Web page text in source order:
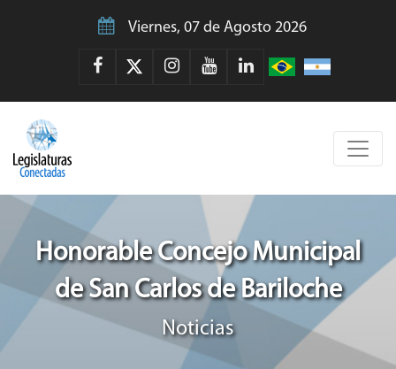
Viernes, 07 de Agosto 2026
Honorable Concejo Municipal
de San Carlos de Bariloche
Noticias